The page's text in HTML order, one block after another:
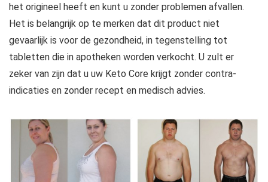
het origineel heeft en kunt u zonder problemen afvallen.
Het is belangrijk op te merken dat dit product niet
gevaarlijk is voor de gezondheid, in tegenstelling tot
tabletten die in apotheken worden verkocht. U zult er
zeker van zijn dat u uw Keto Core krijgt zonder contra-
indicaties en zonder recept en medisch advies.